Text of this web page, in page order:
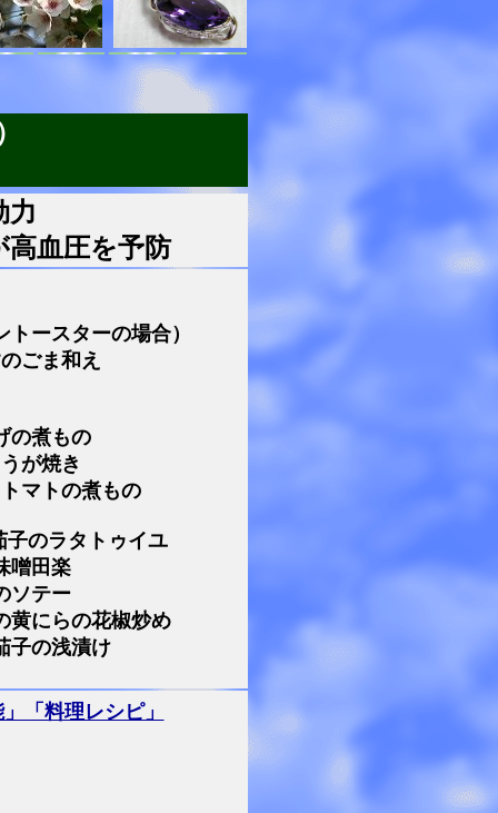
力
血圧を予防
ースターの場合）
ごま和え
の煮もの
が焼き
マトの煮もの
子のラタトゥイユ
噌田楽
ソテー
黄にらの花椒炒め
子の浅漬け
「料理レシピ」